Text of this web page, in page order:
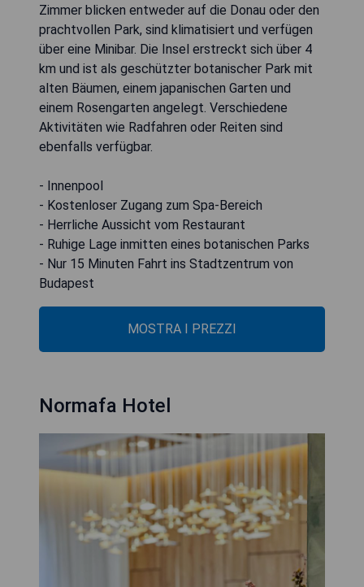
Zimmer blicken entweder auf die Donau oder den
prachtvollen Park, sind klimatisiert und verfügen
über eine Minibar. Die Insel erstreckt sich über 4
km und ist als geschützter botanischer Park mit
alten Bäumen, einem japanischen Garten und
einem Rosengarten angelegt. Verschiedene
Aktivitäten wie Radfahren oder Reiten sind
ebenfalls verfügbar.
- Innenpool
- Kostenloser Zugang zum Spa-Bereich
- Herrliche Aussicht vom Restaurant
- Ruhige Lage inmitten eines botanischen Parks
- Nur 15 Minuten Fahrt ins Stadtzentrum von
Budapest
MOSTRA I PREZZI
Normafa Hotel